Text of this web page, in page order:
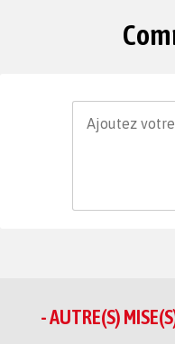
- AUTRE(S)